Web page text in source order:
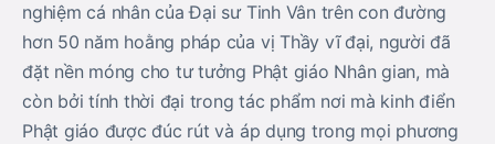
nghiệm cá nhân của Đại sư Tinh Vân trên con đường
hơn 50 năm hoằng pháp của vị Thầy vĩ đại, người đã
đặt nền móng cho tư tưởng Phật giáo Nhân gian, mà
còn bởi tính thời đại trong tác phẩm nơi mà kinh điển
Phật giáo được đúc rút và áp dụng trong mọi phương